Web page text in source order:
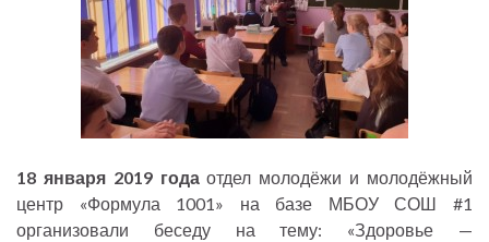
18 января 2019 годаотдел молодёжи и молодёжный
центр «Формула 1001» на базе МБОУ СОШ #1
организовали беседу на тему: «Здоровье —